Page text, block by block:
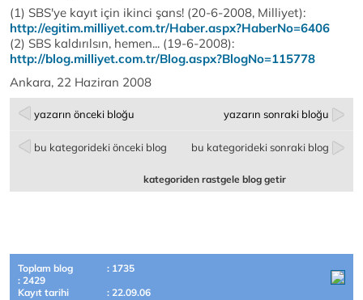
(1) SBS'ye kayıt için ikinci şans! (20-6-2008, Milliyet):
http://egitim.milliyet.com.tr/Haber.aspx?HaberNo=6406
(2) SBS kaldırılsın, hemen... (19-6-2008):
http://blog.milliyet.com.tr/Blog.aspx?BlogNo=115778
Ankara, 22 Haziran 2008
yazarın önceki bloğu yazarın sonraki bloğu
bu kategorideki önceki blog bu kategorideki sonraki blog
kategoriden rastgele blog getir
Toplam blog
: 1735
: 2429
Kayıt tarihi
: 22.09.06